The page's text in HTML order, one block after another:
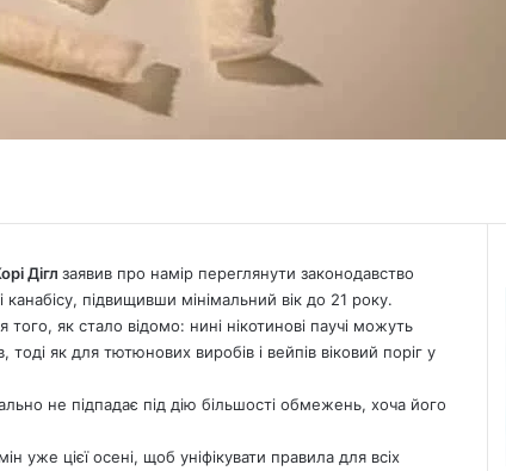
Дігл заявив про намір переглянути законодавство
підвищивши мінімальний вік до 21 року.
того, як стало відомо: нині нікотинові паучі можуть
тоді як для тютюнових виробів і вейпів віковий поріг у
не підпадає під дію більшості обмежень, хоча його
уже цієї осені, щоб уніфікувати правила для всіх